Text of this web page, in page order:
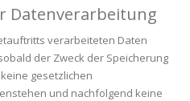
Datenverarbeitung
verarbeiteten Daten
der Zweck der Speicherung
gesetzlichen
und nachfolgend keine